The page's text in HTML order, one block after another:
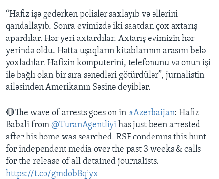
“Hafiz işə gedərkən polislər saxlayıb və əllərini
qandallayıb. Sonra evimizdə iki saatdan çox axtarış
apardılar. Hər yeri axtardılar. Axtarış evimizin hər
yerində oldu. Hətta uşaqların kitablarının arasını belə
yoxladılar. Hafizin komputerini, telefonunu və onun işi
ilə bağlı olan bir sıra sənədləri götürdülər”, jurnalistin
ailəsindən Amerikanın Səsinə deyiblər.
🔴The wave of arrests goes on in #Azerbaijan: Hafiz
Babali from @TuranAgentliyi has just been arrested
after his home was searched. RSF condemns this hunt
for independent media over the past 3 weeks & calls
for the release of all detained journalists.
https://t.co/gmdobBqiyx